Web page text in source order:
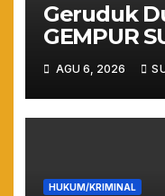
Geruduk
GEMPUR
Keras:
Diduduki
Kepastian
AGU 6, 2026
HUKUM/KRIMINAL